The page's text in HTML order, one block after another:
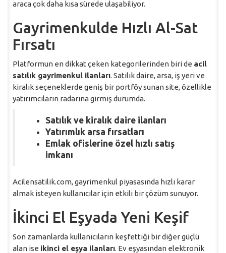
araca çok daha kısa sürede ulaşabiliyor.
Gayrimenkulde Hızlı Al-Sat
Fırsatı
Platformun en dikkat çeken kategorilerinden biri de acil
satılık gayrimenkul ilanları. Satılık daire, arsa, iş yeri ve
kiralık seçeneklerde geniş bir portföy sunan site, özellikle
yatırımcıların radarına girmiş durumda.
Satılık ve kiralık daire ilanları
Yatırımlık arsa fırsatları
Emlak ofislerine özel hızlı satış
imkanı
Acilensatilik.com, gayrimenkul piyasasında hızlı karar
almak isteyen kullanıcılar için etkili bir çözüm sunuyor.
İkinci El Eşyada Yeni Keşif
Son zamanlarda kullanıcıların keşfettiği bir diğer güçlü
alan ise ikinci el eşya ilanları. Ev eşyasından elektronik